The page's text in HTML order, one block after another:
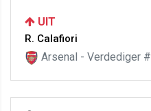
UIT
R. Calafiori
Arsenal - Verdediger #